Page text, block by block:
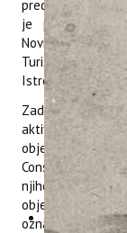
predstavnici
je pridruženi
Novigrada,
Turističke
Istre.
Zadatak
aktivnostima na
objektima i
njihovu primjenu
objekte kojima je
oznaka